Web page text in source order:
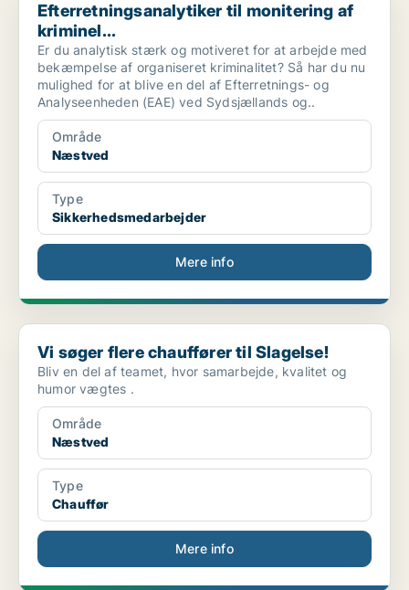
Efterretningsanalytiker til monitering af
kriminel...
Er du analytisk stærk og motiveret for at arbejde med
bekæmpelse af organiseret kriminalitet? Så har du nu
mulighed for at blive en del af Efterretnings- og
Analyseenheden (EAE) ved Sydsjællands og..
Område
Næstved
Type
Sikkerhedsmedarbejder
Mere info
Vi søger flere chauffører til Slagelse!
Vi søger flere chauffører til Slagelse!
Bliv en del af teamet, hvor samarbejde, kvalitet og
humor vægtes .
Område
Næstved
Type
Chauffør
Mere info